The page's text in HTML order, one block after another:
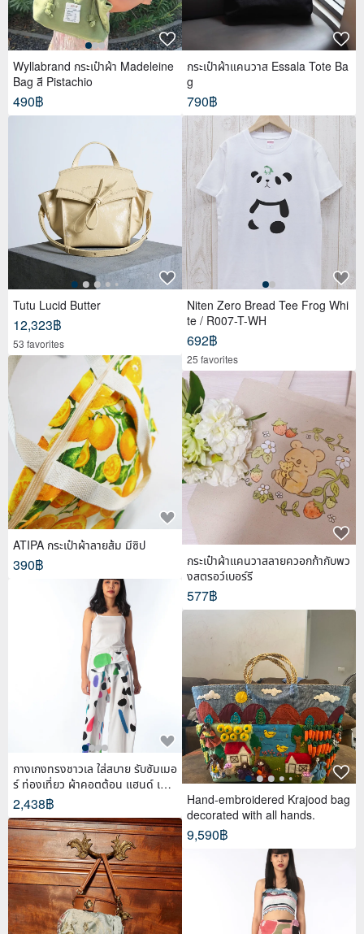
Wyllabrand กระเป๋าผ้า Madeleine
Bag สี Pistachio
490฿
Tutu Lucid Butter
12,323฿
53 favorites
ATIPA กระเป๋าผ้าลายส้ม มีซิป
390฿
กางเกงทรงชาวเล ใส่สบาย รับซัมเมอ
ร์ ท่องเที่ยว ผ้าคอตต้อน แฮนด์ เพ้น
ท์
2,438฿
กระเป๋าผ้าแคนวาส Essala Tote Ba
g
790฿
Niten Zero Bread Tee Frog Whi
te / R007-T-WH
692฿
25 favorites
กระเป๋าผ้าแคนวาสลายควอกก้ากับพว
งสตรอว์เบอร์รี
577฿
Hand-embroidered Krajood bag
decorated with all hands.
9,590฿